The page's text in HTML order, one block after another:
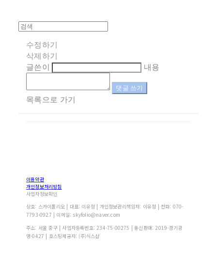
수정하기
삭제하기
글쓴이
내용
댓글 쓰기
목록으로 가기
이용약관
개인정보처리방침
사업자정보확인
상호: 스카이폴리오 | 대표: 이유정 | 개인정보관리책임자: 이유정 | 전화: 070-
7793-0927 | 이메일: skyfolio@naver.com
주소: 서울 중구 | 사업자등록번호: 234-75-00275 | 통신판매: 2019-경기광
명-0427 | 호스팅제공자: (주)식스샵